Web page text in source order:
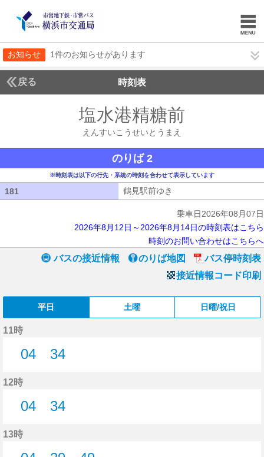
お知らせ 1件のお知らせがあります
戻る 時刻表
塩水港精糖前
えんすいこうせいとうまえ
のりば 2
※時刻表は以下の行先・系統の時刻を合わせて表示しています
181 鶴見駅前ゆき
乗車日2026年08月07日
2026年8月12日～2026年8月14日の時刻表はこちら
時刻のお問い合わせはこちらへ
バスの接近情報 のりば地図
バス停時刻表
接近情報コード印刷
平日 土曜 日曜/祝日
11時
04
34
12時
04
34
13時